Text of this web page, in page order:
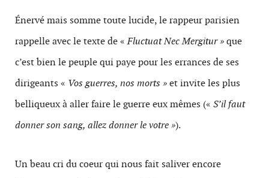
Énervé mais somme toute lucide, le rappeur parisien
rappelle avec le texte de «Fluctuat Nec Mergitur »que
c’est bien le peuple qui paye pour les errances de ses
dirigeants « Vos guerres, nos morts »et invite les plus
belliqueux à aller faire le guerre eux mêmes (« S’il faut
donner son sang, allez donner le votre »).
Un beau cri du coeur qui nous fait saliver encore